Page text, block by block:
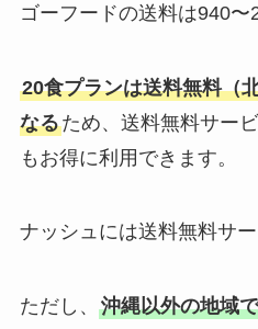
ゴーフードの送料は940〜
20食プランは送料無料（
なるため、送料無料サー
もお得に利用できます。
ナッシュには送料無料サ
ただし、 沖縄以外の地域